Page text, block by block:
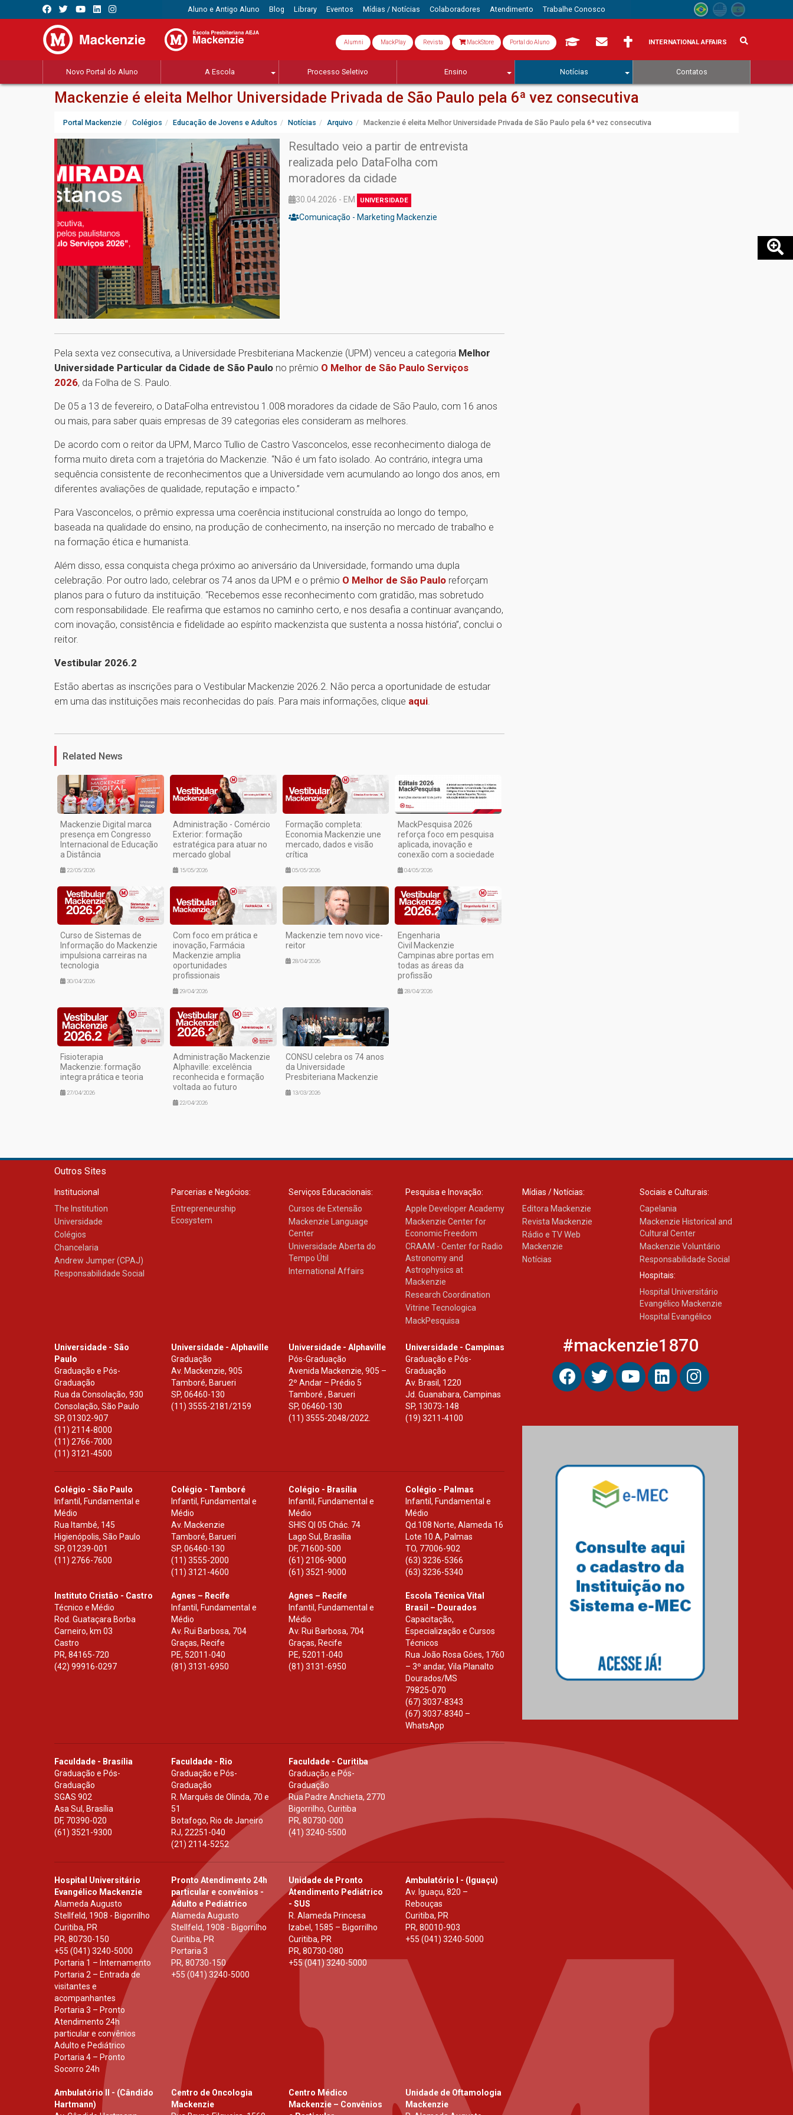
Aluno e Antigo Aluno Blog Library Eventos Mídias / Notícias Colaboradores Atendimento Trabalhe Conosco
Alumni MackPlay Revista MackStore Portal do Aluno INTERNATIONAL AFFAIRS
Novo Portal do Aluno A Escola Processo Seletivo Ensino Notícias Contatos
Mackenzie é eleita Melhor Universidade Privada de São Paulo pela 6ª vez consecutiva
Portal Mackenzie Colégios Educação de Jovens e Adultos Notícias Arquivo Mackenzie é eleita Melhor Universidade Privada de São Paulo pela 6ª vez consecutiva
Resultado veio a partir de entrevista
realizada pelo DataFolha com
moradores da cidade
30.04.2026 - EM UNIVERSIDADE
Comunicação - Marketing Mackenzie
Pela sexta vez consecutiva, a Universidade Presbiteriana Mackenzie (UPM) venceu a categoria Melhor
Universidade Particular da Cidade de São Paulo no prêmio O Melhor de São Paulo Serviços
2026, da Folha de S. Paulo.
De 05 a 13 de fevereiro, o DataFolha entrevistou 1.008 moradores da cidade de São Paulo, com 16 anos
ou mais, para saber quais empresas de 39 categorias eles consideram as melhores.
De acordo com o reitor da UPM, Marco Tullio de Castro Vasconcelos, esse reconhecimento dialoga de
forma muito direta com a trajetória do Mackenzie. “Não é um fato isolado. Ao contrário, integra uma
sequência consistente de reconhecimentos que a Universidade vem acumulando ao longo dos anos, em
diferentes avaliações de qualidade, reputação e impacto.”
Para Vasconcelos, o prêmio expressa uma coerência institucional construída ao longo do tempo,
baseada na qualidade do ensino, na produção de conhecimento, na inserção no mercado de trabalho e
na formação ética e humanista.
Além disso, essa conquista chega próximo ao aniversário da Universidade, formando uma dupla
celebração. Por outro lado, celebrar os 74 anos da UPM e o prêmio O Melhor de São Paulo reforçam
planos para o futuro da instituição. “Recebemos esse reconhecimento com gratidão, mas sobretudo
com responsabilidade. Ele reafirma que estamos no caminho certo, e nos desafia a continuar avançando,
com inovação, consistência e fidelidade ao espírito mackenzista que sustenta a nossa história”, conclui o
reitor.
Vestibular 2026.2
Estão abertas as inscrições para o Vestibular Mackenzie 2026.2. Não perca a oportunidade de estudar
em uma das instituições mais reconhecidas do país. Para mais informações, clique aqui
1
Related News
Mackenzie Digital marca
presença em Congresso
Internacional de Educação
a Distância
22/05/2026
Administração - Comércio
Exterior: formação
estratégica para atuar no
mercado global
15/05/2026
Formação completa:
Economia Mackenzie une
mercado, dados e visão
crítica
05/05/2026
MackPesquisa 2026
reforça foco em pesquisa
aplicada, inovação e
conexão com a sociedade
04/05/2026
Curso de Sistemas de
Informação do Mackenzie
impulsiona carreiras na
tecnologia
30/04/2026
Com foco em prática e
inovação, Farmácia
Mackenzie amplia
oportunidades
profissionais
29/04/2026
Mackenzie tem novo vice-
reitor
28/04/2026
Engenharia
Civil Mackenzie
Campinas abre portas em
todas as áreas da
profissão
28/04/2026
Fisioterapia
Mackenzie: formação
integra prática e teoria
27/04/2026
Administração Mackenzie
Alphaville: excelência
reconhecida e formação
voltada ao futuro
22/04/2026
CONSU celebra os 74 anos
da Universidade
Presbiteriana Mackenzie
13/03/2026
Outros Sites
Institucional
The Institution
Universidade
Colégios
Chancelaria
Andrew Jumper (CPAJ)
Responsabilidade Social
Parcerias e Negócios:
Entrepreneurship
Ecosystem
Serviços Educacionais:
Cursos de Extensão
Mackenzie Language
Center
Universidade Aberta do
Tempo Útil
International Affairs
Pesquisa e Inovação:
Apple Developer Academy
Mackenzie Center for
Economic Freedom
CRAAM - Center for Radio
Astronomy and
Astrophysics at
Mackenzie
Research Coordination
Vitrine Tecnologica
MackPesquisa
Mídias / Notícias:
Editora Mackenzie
Revista Mackenzie
Rádio e TV Web
Mackenzie
Notícias
Sociais e Culturais:
Capelania
Mackenzie Historical and
Cultural Center
Mackenzie Voluntário
Responsabilidade Social
Hospitais:
Hospital Universitário
Evangélico Mackenzie
Hospital Evangélico
Universidade - São
Paulo
Graduação e Pós-
Graduação
Rua da Consolação, 930
Consolação, São Paulo
SP, 01302-907
(11) 2114-8000
(11) 2766-7000
(11) 3121-4500
Universidade - Alphaville
Graduação
Av. Mackenzie, 905
Tamboré, Barueri
SP,06460-130
(11) 3555-2181/2159
Universidade - Alphaville
Pós-Graduação
Avenida Mackenzie, 905 –
2º Andar – Prédio 5
Tamboré , Barueri
SP, 06460-130
(11) 3555-2048/2022.
Universidade - Campinas
Graduação e Pós-
Graduação
Av. Brasil, 1220
Jd. Guanabara, Campinas
SP, 13073-148
(19) 3211-4100
Colégio - São Paulo
Infantil, Fundamental e
Médio
Rua Itambé, 145
Higienópolis, São Paulo
SP, 01239-001
(11) 2766-7600
Colégio - Tamboré
Infantil, Fundamental e
Médio
Av. Mackenzie
Tamboré, Barueri
SP,06460-130
(11) 3555-2000
(11) 3121-4600
Colégio - Brasília
Infantil, Fundamental e
Médio
SHIS Ql 05 Chác. 74
Lago Sul, Brasília
DF, 71600-500
(61) 2106-9000
(61) 3521-9000
Colégio - Palmas
Infantil, Fundamental e
Médio
Qd.108 Norte, Alameda 16
Lote 10 A, Palmas
TO, 77006-902
(63) 3236-5366
(63) 3236-5340
Instituto Cristão - Castro
Técnico e Médio
Rod. Guataçara Borba
Carneiro, km 03
Castro
PR, 84165-720
(42) 99916-0297
Agnes – Recife
Infantil, Fundamental e
Médio
Av. Rui Barbosa, 704
Graças, Recife
PE, 52011-040
(81) 3131-6950
Agnes – Recife
Infantil, Fundamental e
Médio
Av. Rui Barbosa, 704
Graças, Recife
PE, 52011-040
(81) 3131-6950
Escola Técnica Vital
Brasil – Dourados
Capacitação,
Especialização e Cursos
Técnicos
Rua João Rosa Góes, 1760
– 3º andar, Vila Planalto
Dourados/MS
79825-070
(67) 3037-8343
(67) 3037-8340 –
WhatsApp
Faculdade - Brasília
Graduação e Pós-
Graduação
SGAS 902
Asa Sul, Brasília
DF, 70390-020
(61) 3521-9300
Faculdade - Rio
Graduação e Pós-
Graduação
R. Marquês de Olinda, 70 e
51
Botafogo, Rio de Janeiro
RJ,22251-040
(21) 2114-5252
Faculdade - Curitiba
Graduação e Pós-
Graduação
Rua Padre Anchieta, 2770
Bigorrilho, Curitiba
PR, 80730-000
(41) 3240-5500
Hospital Universitário
Evangélico Mackenzie
Alameda Augusto
Stellfeld, 1908 - Bigorrilho
Curitiba, PR
PR, 80730-150
+55 (041) 3240-5000
Portaria 1 – Internamento
Portaria 2 – Entrada de
visitantes e
acompanhantes
Portaria 3 – Pronto
Atendimento 24h
particular e convênios
Adulto e Pediátrico
Portaria 4 – Pronto
Socorro 24h
Pronto Atendimento 24h
particular e convênios -
Adulto e Pediátrico
Alameda Augusto
Stellfeld, 1908 - Bigorrilho
Curitiba, PR
Portaria 3
PR,80730-150
+55 (041) 3240-5000
Unidade de Pronto
Atendimento Pediátrico
- SUS
R. Alameda Princesa
Izabel, 1585 – Bigorrilho
Curitiba, PR
PR, 80730-080
+55 (041) 3240-5000
Ambulatório I - (Iguaçu)
Av. Iguaçu, 820 –
Rebouças
Curitiba, PR
PR, 80010-903
+55 (041) 3240-5000
Ambulatório II - (Cândido
Hartmann)
Centro de Oncologia
Mackenzie
Centro Médico
Mackenzie – Convênios
Unidade de Oftamologia
Mackenzie
#mackenzie1870